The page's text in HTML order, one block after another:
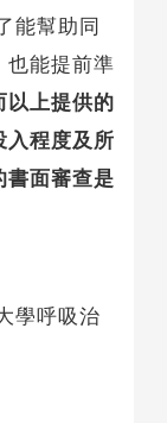
能幫助同
也能提前準
以上提供的
入程度及所
書面審查是
學呼吸治